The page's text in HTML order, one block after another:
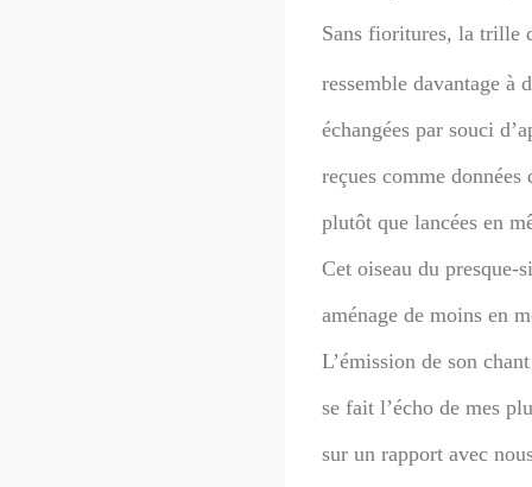
Sans fioritures, la trille
ressemble davantage à
échangées par souci
reçues comme
plutôt que lancées en
Cet oiseau du presque-
aménage de moins en
L’émission de son
se fait l’écho de mes
sur un rapport avec